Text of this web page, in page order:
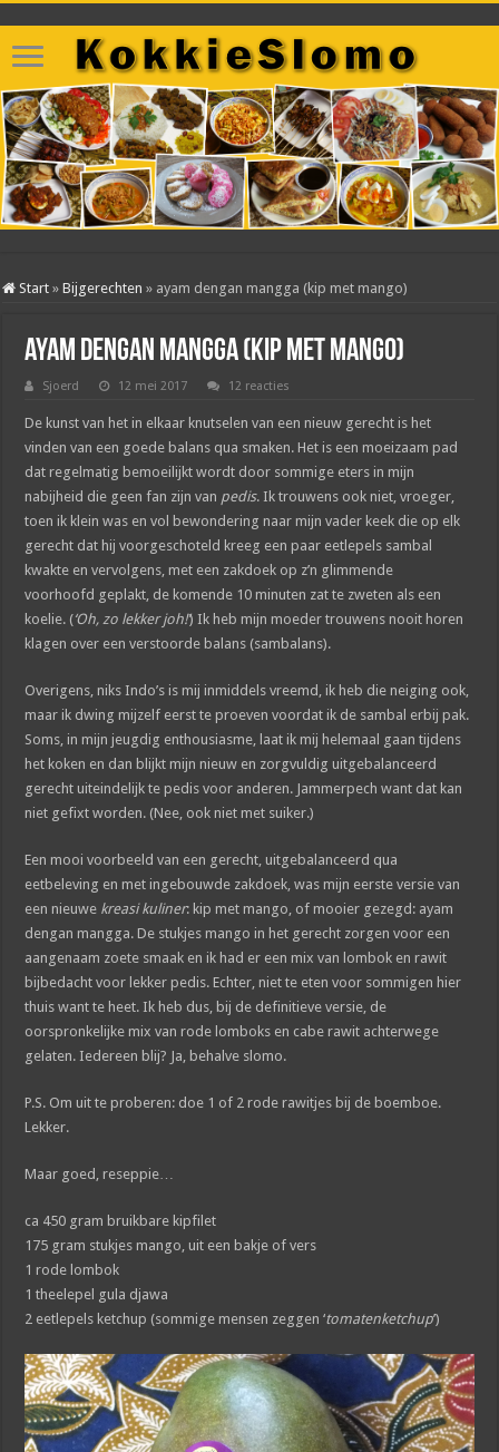
Start » Bijgerechten » ayam dengan mangga (kip met mango)
ayam dengan mangga (kip met mango)
Sjoerd 12 mei 2017 12 reacties
De kunst van het in elkaar knutselen van een nieuw gerecht is het
vinden van een goede balans qua smaken. Het is een moeizaam pad
dat regelmatig bemoeilijkt wordt door sommige eters in mijn
nabijheid die geen fan zijn van pedis. Ik trouwens ook niet, vroeger,
toen ik klein was en vol bewondering naar mijn vader keek die op elk
gerecht dat hij voorgeschoteld kreeg een paar eetlepels sambal
kwakte en vervolgens, met een zakdoek op z’n glimmende
voorhoofd geplakt, de komende 10 minuten zat te zweten als een
koelie. (‘Oh, zo lekker joh!’) Ik heb mijn moeder trouwens nooit horen
klagen over een verstoorde balans (sambalans).
Overigens, niks Indo’s is mij inmiddels vreemd, ik heb die neiging ook,
maar ik dwing mijzelf eerst te proeven voordat ik de sambal erbij pak.
Soms, in mijn jeugdig enthousiasme, laat ik mij helemaal gaan tijdens
het koken en dan blijkt mijn nieuw en zorgvuldig uitgebalanceerd
gerecht uiteindelijk te pedis voor anderen. Jammerpech want dat kan
niet gefixt worden. (Nee, ook niet met suiker.)
Een mooi voorbeeld van een gerecht, uitgebalanceerd qua
eetbeleving en met ingebouwde zakdoek, was mijn eerste versie van
een nieuwe kreasi kuliner: kip met mango, of mooier gezegd: ayam
dengan mangga. De stukjes mango in het gerecht zorgen voor een
aangenaam zoete smaak en ik had er een mix van lombok en rawit
bijbedacht voor lekker pedis. Echter, niet te eten voor sommigen hier
thuis want te heet. Ik heb dus, bij de definitieve versie, de
oorspronkelijke mix van rode lomboks en cabe rawit achterwege
gelaten. Iedereen blij? Ja, behalve slomo.
P.S. Om uit te proberen: doe 1 of 2 rode rawitjes bij de boemboe.
Lekker.
Maar goed, reseppie…
ca 450 gram bruikbare kipfilet
175 gram stukjes mango, uit een bakje of vers
1 rode lombok
1 theelepel gula djawa
2 eetlepels ketchup (sommige mensen zeggen ‘tomatenketchup’)